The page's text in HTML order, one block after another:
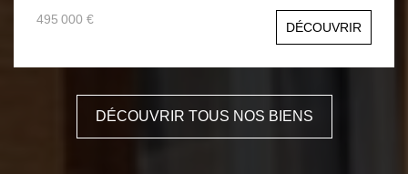
lumineux de près de 40 m², ouvert sur une cuisine
moderne et fonctionnelle. Dans la continuité, une superbe
terrasse aménagée de 38 m² vous invite à profiter des
beaux jours, avec une cuisine d'été idéale pour recevoir.
équipée à la fois d'une douche et d'une baignoire. À
l'étage, une seconde chambre indépendante dispose de
495 000 €
DÉCOUVRIR
DÉCOUVRIR TOUS NOS BIENS